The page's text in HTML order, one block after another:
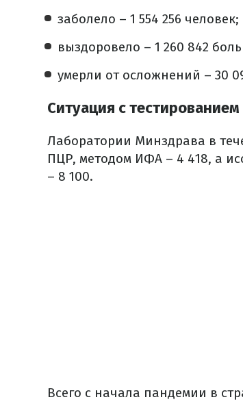
заболело – 1 554 256 человек;
выздоровело – 1 260 842
умерли от осложнений – 30
Ситуация с тестированием
Лаборатории Минздрава в
ПЦР, методом ИФА – 4 418, а
– 8 100.
Всего с начала пандемии в